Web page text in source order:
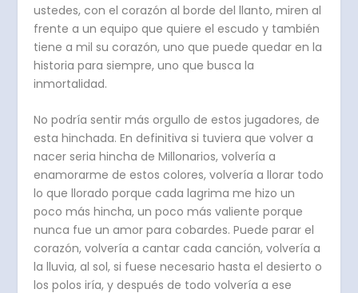
ustedes, con el corazón al borde del llanto, miren al
frente a un equipo que quiere el escudo y también
tiene a mil su corazón, uno que puede quedar en la
historia para siempre, uno que busca la
inmortalidad.
No podría sentir más orgullo de estos jugadores, de
esta hinchada. En definitiva si tuviera que volver a
nacer seria hincha de Millonarios, volvería a
enamorarme de estos colores, volvería a llorar todo
lo que llorado porque cada lagrima me hizo un
poco más hincha, un poco más valiente porque
nunca fue un amor para cobardes. Puede parar el
corazón, volvería a cantar cada canción, volvería a
la lluvia, al sol, si fuese necesario hasta el desierto o
los polos iría, y después de todo volvería a ese